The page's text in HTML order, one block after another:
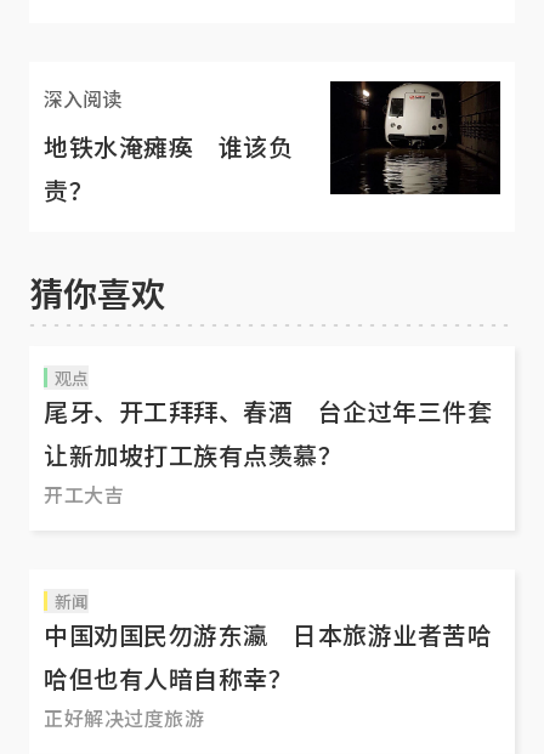
深入阅读
地铁水淹瘫痪 谁该负
责？
猜你喜欢
观点
尾牙、开工拜拜、春酒 台企过年三件套
让新加坡打工族有点羡慕？
开工大吉
新闻
中国劝国民勿游东瀛 日本旅游业者苦哈
哈但也有人暗自称幸？
正好解决过度旅游